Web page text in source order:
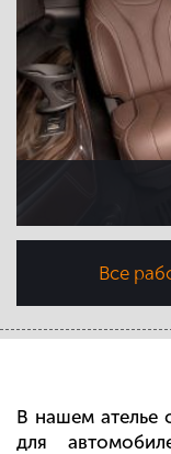
Все
В нашем ателье
для